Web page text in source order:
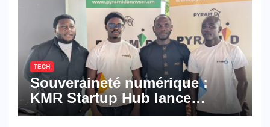
TECH
Souveraineté numérique :
KMR Startup Hub lance
Pyramid Browser et Pyramid